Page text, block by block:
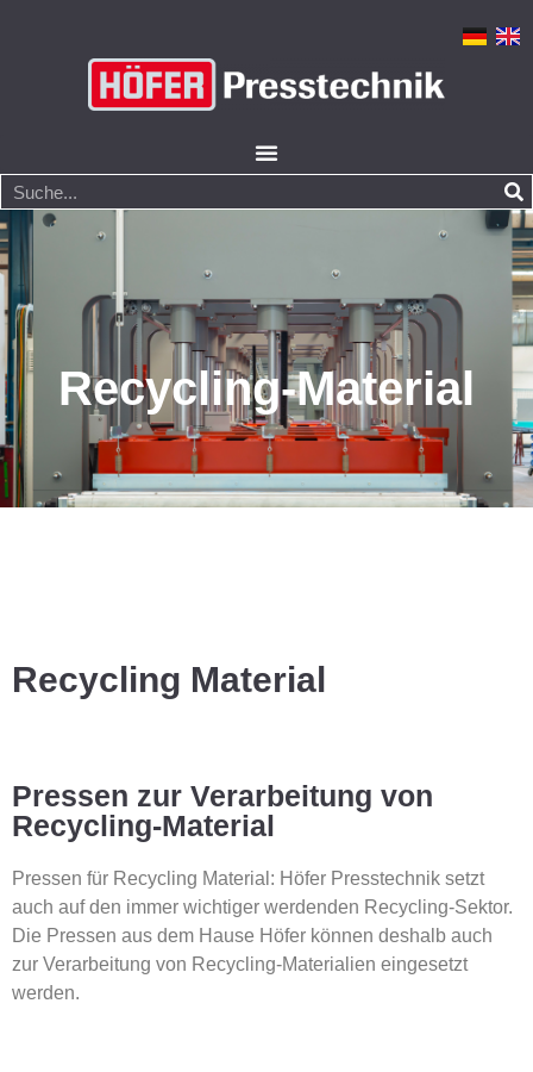
Recycling-Material
Recycling Material
Pressen zur Verarbeitung von
Recycling-Material
Pressen für Recycling Material: Höfer Presstechnik setzt
auch auf den immer wichtiger werdenden Recycling-Sektor.
Die Pressen aus dem Hause Höfer können deshalb auch
zur Verarbeitung von Recycling-Materialien eingesetzt
werden.